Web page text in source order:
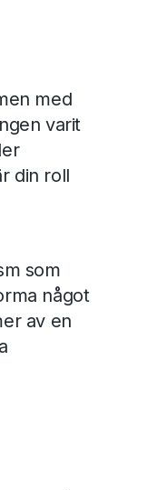
med
varit
din roll
som
något
av en